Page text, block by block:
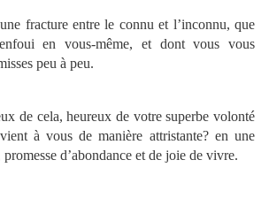
fracture entre le connu et l’inconnu, que
en vous-même, et dont vous vous
peu à peu.
de cela, heureux de votre superbe volonté
à vous de manière attristante? en une
d’abondance et de joie de vivre.